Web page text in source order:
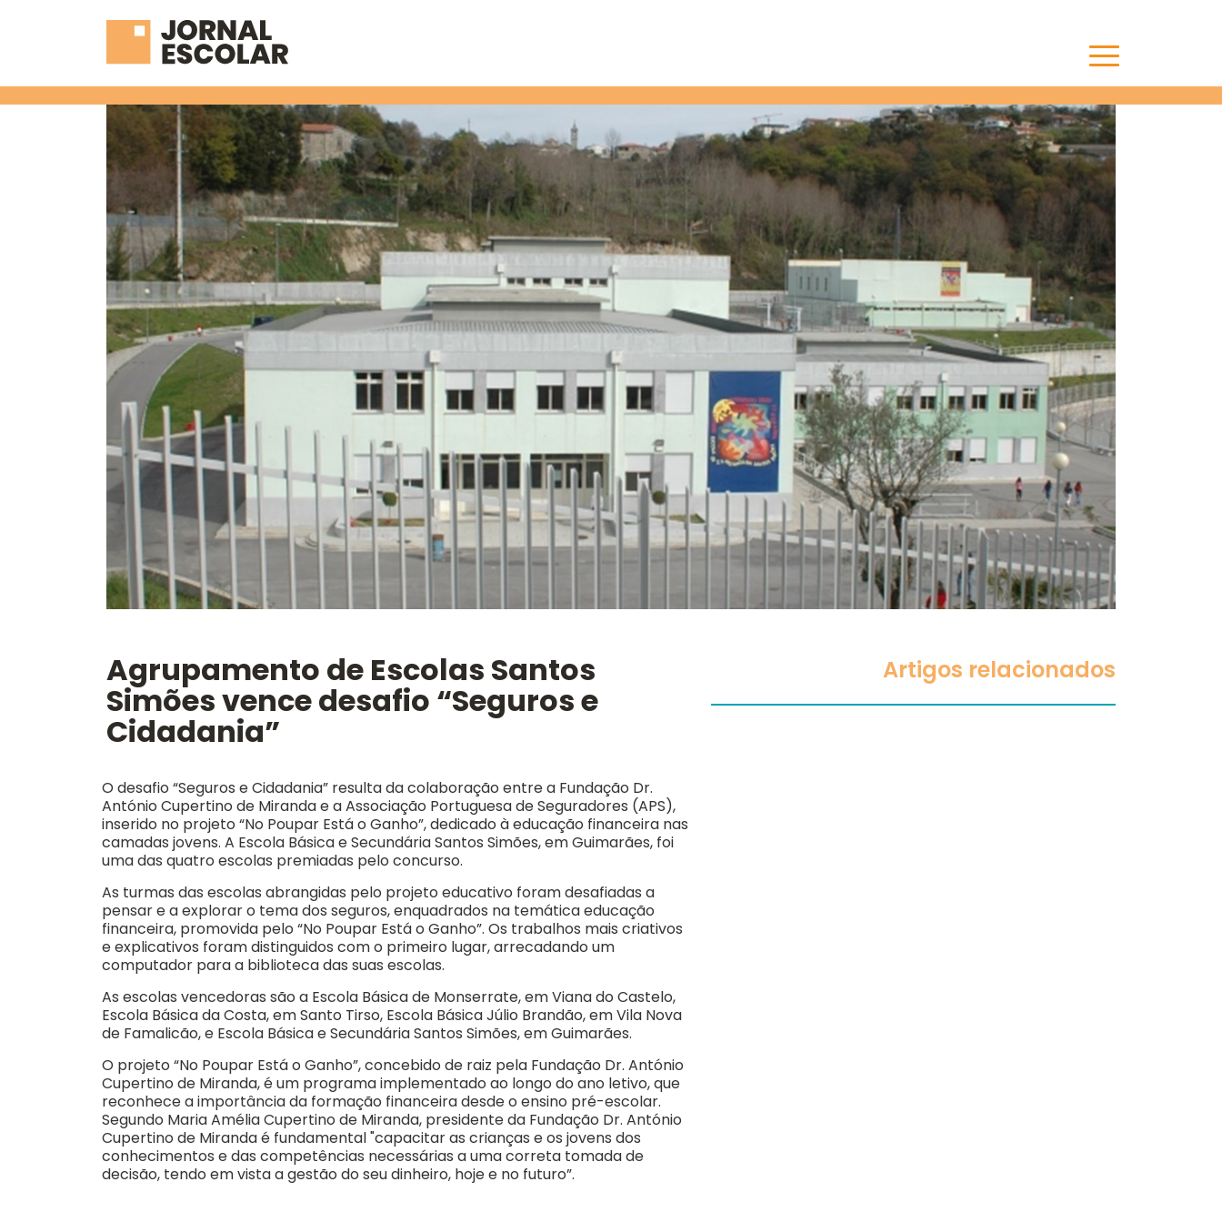
Agrupamento de Escolas Santos
Simões vence desafio “Seguros e
Cidadania”
O desafio “Seguros e Cidadania” resulta da colaboração entre a Fundação Dr.
António Cupertino de Miranda e a Associação Portuguesa de Seguradores (APS),
inserido no projeto “No Poupar Está o Ganho”, dedicado à educação financeira nas
camadas jovens. A Escola Básica e Secundária Santos Simões, em Guimarães, foi
uma das quatro escolas premiadas pelo concurso.
As turmas das escolas abrangidas pelo projeto educativo foram desafiadas a
pensar e a explorar o tema dos seguros, enquadrados na temática educação
financeira, promovida pelo “No Poupar Está o Ganho”. Os trabalhos mais criativos
e explicativos foram distinguidos com o primeiro lugar, arrecadando um
computador para a biblioteca das suas escolas.
As escolas vencedoras são a Escola Básica de Monserrate, em Viana do Castelo,
Escola Básica da Costa, em Santo Tirso, Escola Básica Júlio Brandão, em Vila Nova
de Famalicão, e Escola Básica e Secundária Santos Simões, em Guimarães.
O projeto “No Poupar Está o Ganho”, concebido de raiz pela Fundação Dr. António
Cupertino de Miranda, é um programa implementado ao longo do ano letivo, que
reconhece a importância da formação financeira desde o ensino pré-escolar.
Segundo Maria Amélia Cupertino de Miranda, presidente da Fundação Dr. António
Cupertino de Miranda é fundamental "capacitar as crianças e os jovens dos
conhecimentos e das competências necessárias a uma correta tomada de
decisão, tendo em vista a gestão do seu dinheiro, hoje e no futuro”.
Artigos relacionados